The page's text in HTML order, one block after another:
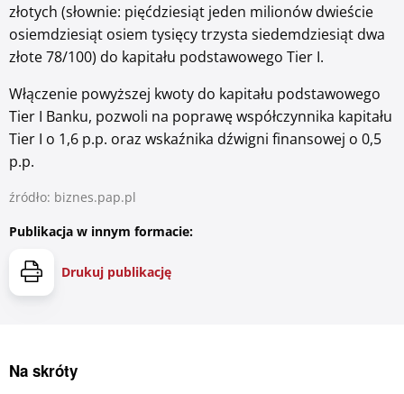
złotych (słownie: pięćdziesiąt jeden milionów dwieście
osiemdziesiąt osiem tysięcy trzysta siedemdziesiąt dwa
złote 78/100) do kapitału podstawowego Tier I.
Włączenie powyższej kwoty do kapitału podstawowego
Tier I Banku, pozwoli na poprawę współczynnika kapitału
Tier I o 1,6 p.p. oraz wskaźnika dźwigni finansowej o 0,5
p.p.
źródło: biznes.pap.pl
Publikacja w innym formacie:
Drukuj publikację
Na skróty